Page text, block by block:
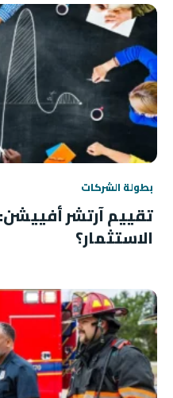
بطولة الشركات
تقييم آرتشر
الاستثمار؟